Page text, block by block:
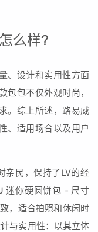
么样?
、设计和实用性方面
包包不仅外观时尚，
。综上所述，路易威
、适用场合以及用户
亲民，保持了LV的经
迷你硬圆饼包 - 尺寸
，适合拍照和休闲时
与实用性：以其立体